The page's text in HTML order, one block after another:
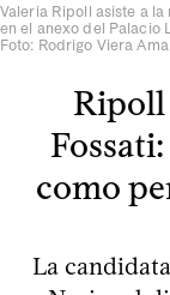
Valeria Ripoll asiste a
en el anexo del Palacio
Foto: Rodrigo Viera
Ripoll
como
La